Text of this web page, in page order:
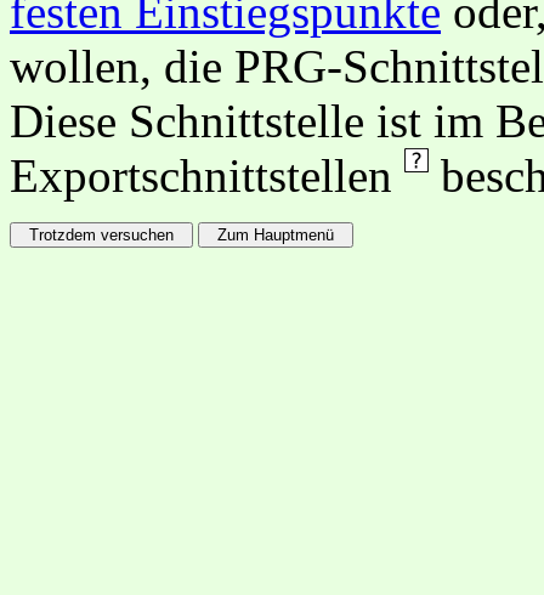
festen Einstiegspunkte
wollen, die PRG-
Diese Schnittstelle ist im
Exportschnittstellen